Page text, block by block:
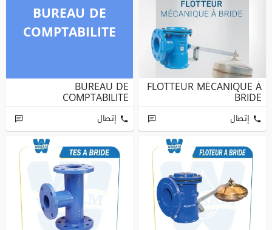
FLOTTEUR MÉCANIQUE À
BRIDE
إتصال
BUREAU DE
COMPTABILITE
BUREAU DE
COMPTABILITE
إتصال